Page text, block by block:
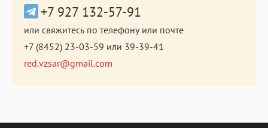
+7 927 132-57-91
или свяжитесь по телефону или почте
+7 (8452) 23-03-59 или 39-39-41
red.vzsar@gmail.com